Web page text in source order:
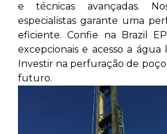
e técnicas avançadas.
especialistas garante uma
eficiente. Confie na Brazil
excepcionais e acesso a água
Investir na perfuração de
futuro.